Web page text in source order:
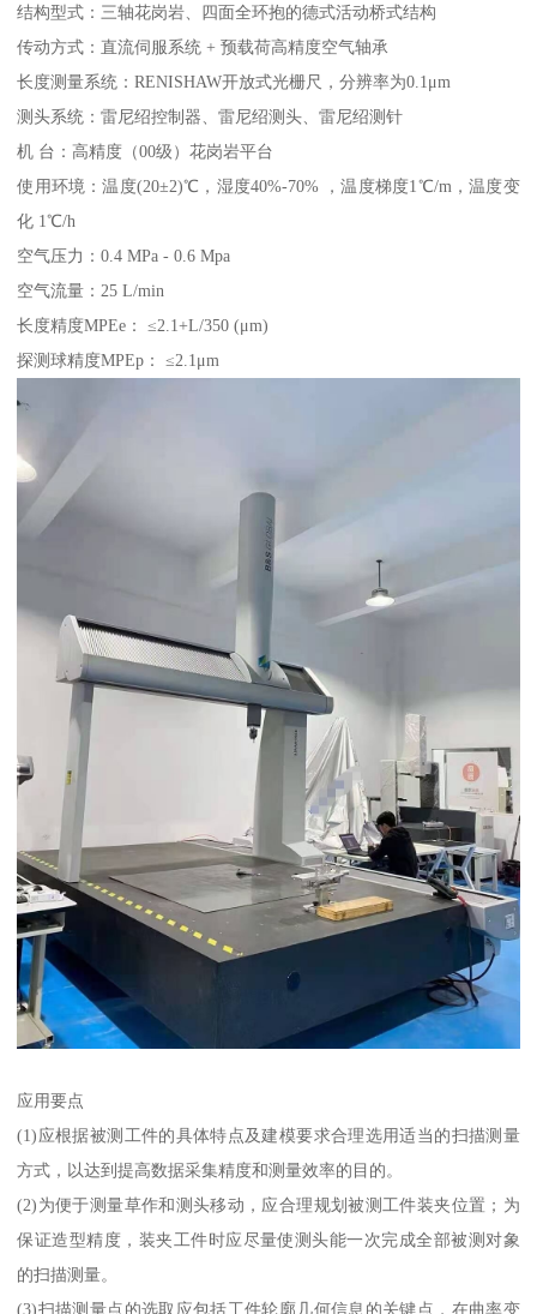
结构型式：三轴花岗岩、四面全环抱的德式活动桥式结构
传动方式：直流伺服系统 + 预载荷高精度空气轴承
长度测量系统：RENISHAW开放式光栅尺，分辨率为0.1μm
测头系统：雷尼绍控制器、雷尼绍测头、雷尼绍测针
机 台：高精度（00级）花岗岩平台
使用环境：温度(20±2)℃，湿度40%-70% ，温度梯度1℃/m，温度变
化 1℃/h
空气压力：0.4 MPa - 0.6 Mpa
空气流量：25 L/min
长度精度MPEe： ≤2.1+L/350 (μm)
探测球精度MPEp： ≤2.1μm
应用要点
(1)应根据被测工件的具体特点及建模要求合理选用适当的扫描测量
方式，以达到提高数据采集精度和测量效率的目的。
(2)为便于测量草作和测头移动，应合理规划被测工件装夹位置；为
保证造型精度，装夹工件时应尽量使测头能一次完成全部被测对象
的扫描测量。
(3)扫描测量点的选取应包括工件轮廓几何信息的关键点，在曲率变